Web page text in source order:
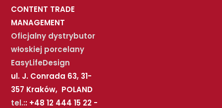
CONTENT TRADE
MANAGEMENT
Oficjalny dystrybutor
włoskiej porcelany
EasyLifeDesign
ul. J. Conrada 63, 31-
357 Kraków, POLAND
tel.:: +48 12 444 15 22 -